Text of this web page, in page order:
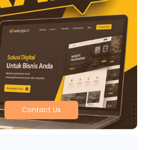
Contact Us